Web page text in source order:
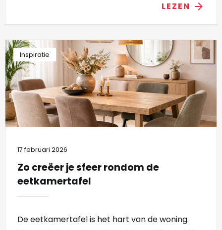
LEZEN arrow_forward
Inspiratie
17 februari 2026
Zo creëer je sfeer rondom de
eetkamertafel
De eetkamertafel is het hart van de woning.